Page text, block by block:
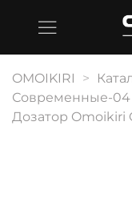
OMOIKIRI
Современные-04
Дозатор Omoikiri